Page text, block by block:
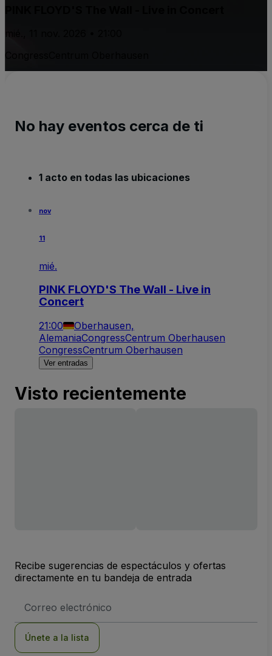
No hay eventos cerca de ti
1 acto en todas las ubicaciones
nov
11
mié.
PINK FLOYD'S The Wall - Live in
Concert
21:00
Oberhausen,
AlemaniaCongressCentrum Oberhausen
CongressCentrum Oberhausen
Ver entradas
Visto recientemente
Recibe sugerencias de espectáculos y ofertas
directamente en tu bandeja de entrada
de
Únete a la lista